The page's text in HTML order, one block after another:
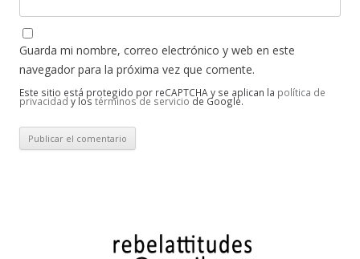
Guarda mi nombre, correo electrónico y web en este
navegador para la próxima vez que comente.
Este sitio está protegido por reCAPTCHA y se aplican la política de
privacidad y los términos de servicio de Google.